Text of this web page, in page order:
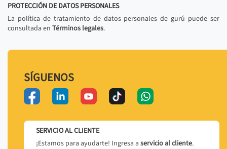
PROTECCIÓN DE DATOS PERSONALES
La política de tratamiento de datos personales de gurú puede ser
consultada en Términos legales.
SÍGUENOS
SERVICIO AL CLIENTE
¡Estamos para ayudarte! Ingresa a servicio al cliente.